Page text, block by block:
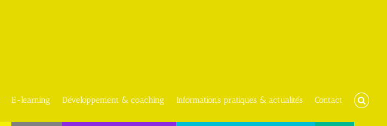
E-learning Développement & coaching Informations pratiques & actualités Contact